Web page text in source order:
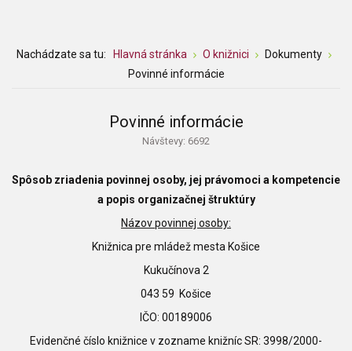
Nachádzate sa tu: Hlavná stránka O knižnici
Dokumenty
Povinné informácie
Povinné informácie
Návštevy: 6692
Spôsob zriadenia povinnej osoby, jej právomoci a kompetencie
a popis organizačnej štruktúry
Názov povinnej osoby:
Knižnica pre mládež mesta Košice
Kukučínova 2
043 59 Košice
IČO: 00189006
Evidenčné číslo knižnice v zozname knižníc SR: 3998/2000-